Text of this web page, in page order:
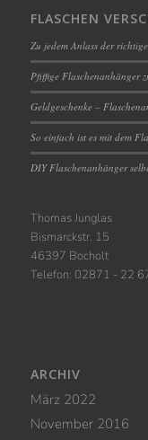
FLASCHEN
Zu jedem Anlass der
Pfiffige Flaschenanhänger
Geldgeschenke –
So einfach ist es mit dem
DIY Flaschenanhänger
Thomas Junglas
Bismarckstr. 15
46397 Bocholt
Telefon: 02871 - 22
ARCHIV
März 2022
November 2016